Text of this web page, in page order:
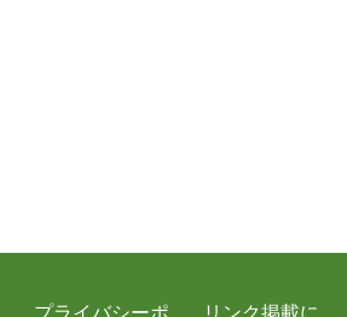
プライバシーポ リンク掲載に